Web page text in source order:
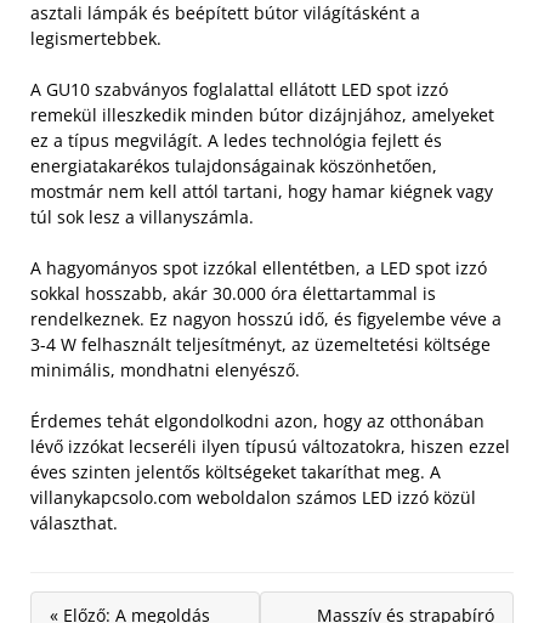
asztali lámpák és beépített bútor világításként a
legismertebbek.
A GU10 szabványos foglalattal ellátott LED spot izzó
remekül illeszkedik minden bútor dizájnjához, amelyeket
ez a típus megvilágít. A ledes technológia fejlett és
energiatakarékos tulajdonságainak köszönhetően,
mostmár nem kell attól tartani, hogy hamar kiégnek vagy
túl sok lesz a villanyszámla.
A hagyományos spot izzókal ellentétben, a LED spot izzó
sokkal hosszabb, akár 30.000 óra élettartammal is
rendelkeznek. Ez nagyon hosszú idő, és figyelembe véve a
3-4 W felhasznált teljesítményt, az üzemeltetési költsége
minimális, mondhatni elenyésző.
Érdemes tehát elgondolkodni azon, hogy az otthonában
lévő izzókat lecseréli ilyen típusú változatokra, hiszen ezzel
éves szinten jelentős költségeket takaríthat meg. A
villanykapcsolo.com weboldalon számos LED izzó közül
választhat.
« Előző: A megoldás
Masszív és strapabíró